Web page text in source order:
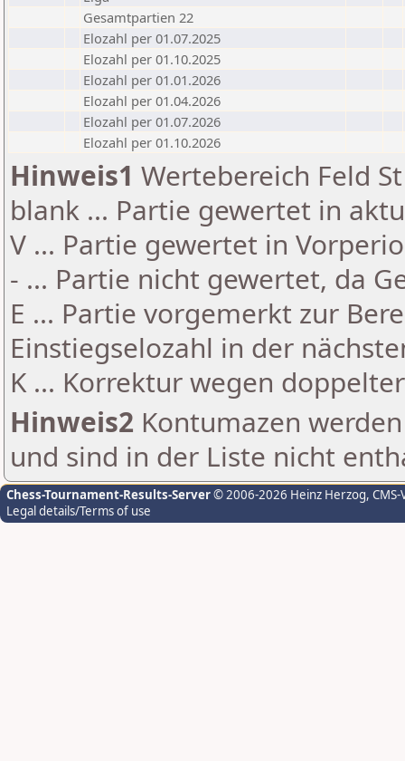
Gesamtpartien 22
Elozahl per 01.07.2025
Elozahl per 01.10.2025
Elozahl per 01.01.2026
Elozahl per 01.04.2026
Elozahl per 01.07.2026
Elozahl per 01.10.2026
Hinweis1 Wertebereich Feld
blank ... Partie gewertet in
V ... Partie gewertet in
- ... Partie nicht gewertet, da
E ... Partie vorgemerkt zur
Einstiegselozahl in der
K ... Korrektur wegen
Hinweis2 Kontumazen
und sind in der Liste nicht
Chess-Tournament-Results-Server© 2006-2026 Heinz Herzog,
Legal details/Terms of use